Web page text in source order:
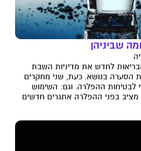
שביניהן
לחדש את מדיניות השבת
הסערה בנושא. כעת, שני מחקרים
לבטיחות ההפלרה. וגם: השימוש
מציב בפני ההפלרה אתגרים חדשים